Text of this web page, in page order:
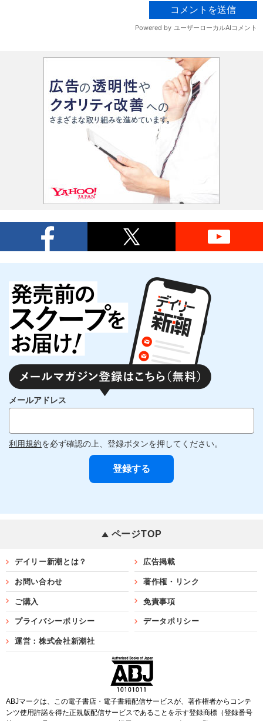
メールアドレス
利用規約を必ず確認の上、登録ボタンを押してください。
ページTOP
デイリー新潮とは？ 広告掲載
お問い合わせ 著作権・リンク
ご購入 免責事項
プライバシーポリシー データポリシー
運営：株式会社新潮社
ABJマークは、この電子書店・電子書籍配信サービスが、著作権者からコンテ
ンツ使用許諾を得た正規版配信サービスであることを示す登録商標（登録番号